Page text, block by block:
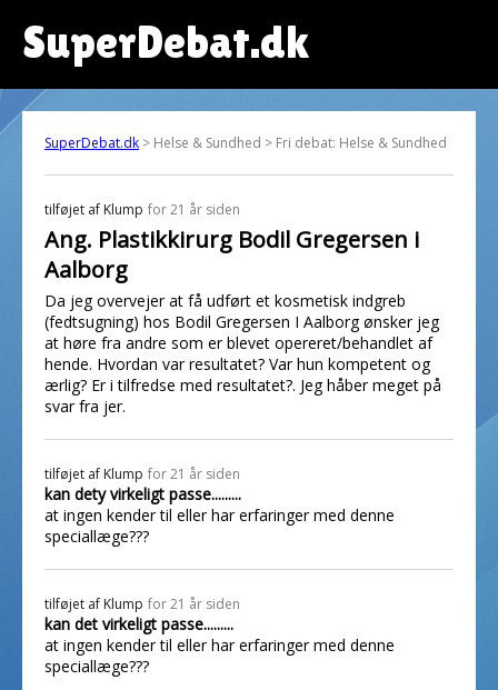
SuperDebat.dk
SuperDebat.dk > Helse & Sundhed > Fri debat: Helse & Sundhed
tilføjet af Klump for 21 år siden
Ang. Plastikkirurg Bodil Gregersen i
Aalborg
Da jeg overvejer at få udført et kosmetisk indgreb
(fedtsugning) hos Bodil Gregersen I Aalborg ønsker jeg
at høre fra andre som er blevet opereret/behandlet af
hende. Hvordan var resultatet? Var hun kompetent og
ærlig? Er i tilfredse med resultatet?. Jeg håber meget på
svar fra jer.
tilføjet af Klump for 21 år siden
kan dety virkeligt passe.........
at ingen kender til eller har erfaringer med denne
speciallæge???
tilføjet af Klump for 21 år siden
kan det virkeligt passe.........
at ingen kender til eller har erfaringer med denne
speciallæge???